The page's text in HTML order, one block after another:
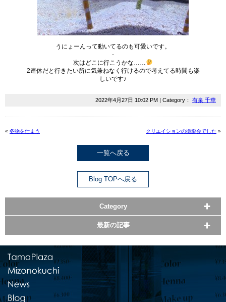
うにょーんって動いてるのも可愛いです。
･
次はどこに行こうかな……
2連休だと行きたい所に気兼ねなく行けるので考えてる時間も楽
しいです♪
2022年4月27日 10:02 PM | Category： 有泉 千華
« 冬物を仕まう クリエイションの撮影会でした »
一覧へ戻る
Blog TOPへ戻る
Category
最新の記事